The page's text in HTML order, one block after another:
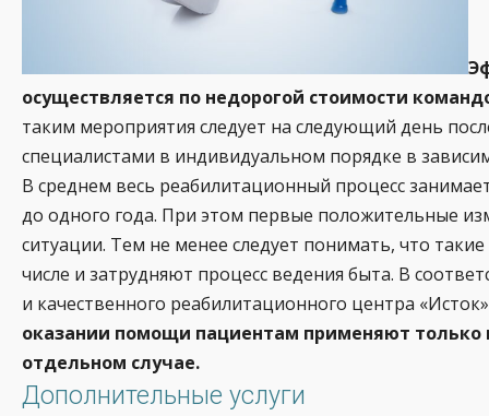
осуществляется по недорогой стоимости
таким мероприятия следует на следующий день
специалистами в индивидуальном порядке в
В среднем весь реабилитационный процесс
до одного года. При этом первые положительные
ситуации. Тем не менее следует понимать, что
числе и затрудняют процесс ведения быта. В
и качественного реабилитационного центра
оказании помощи пациентам применяют
отдельном случае.
Дополнительные услуги